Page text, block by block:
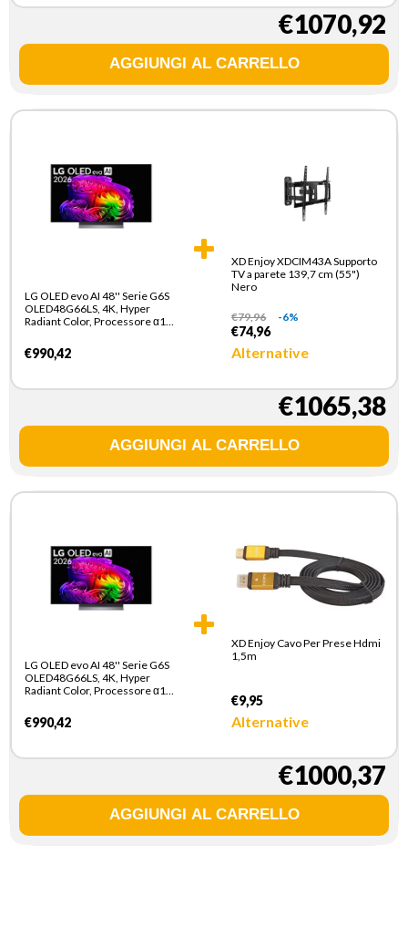
€1070,92
LG OLED evo AI 48'' Serie G6S
OLED48G66LS, 4K, Hyper
Radiant Color, Processore α11
SMART TV 2026
€990,42
XD Enjoy XDCIM43A Supporto
TV a parete 139,7 cm (55")
Nero
€79,96 -6%
€74,96
Alternative
€1065,38
LG OLED evo AI 48'' Serie G6S
OLED48G66LS, 4K, Hyper
Radiant Color, Processore α11
SMART TV 2026
€990,42
XD Enjoy Cavo Per Prese Hdmi
1,5m
€9,95
Alternative
€1000,37